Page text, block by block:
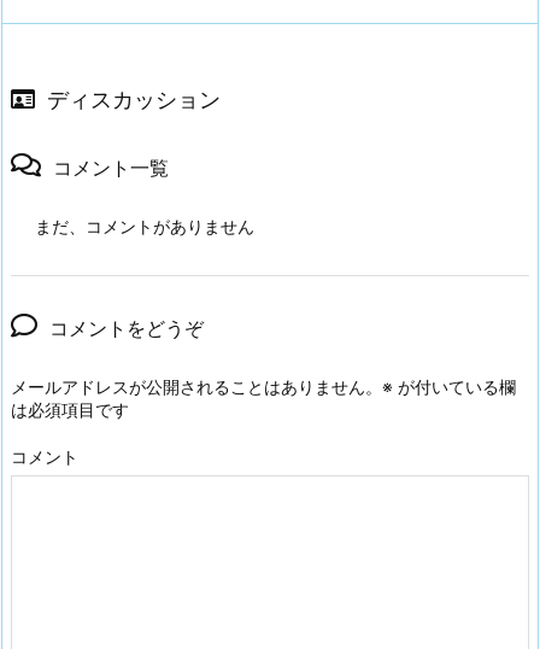
ディスカッション
コメント一覧
まだ、コメントがありません
コメントをどうぞ
メールアドレスが公開されることはありません。 ※ が付いている欄
は必須項目です
コメント